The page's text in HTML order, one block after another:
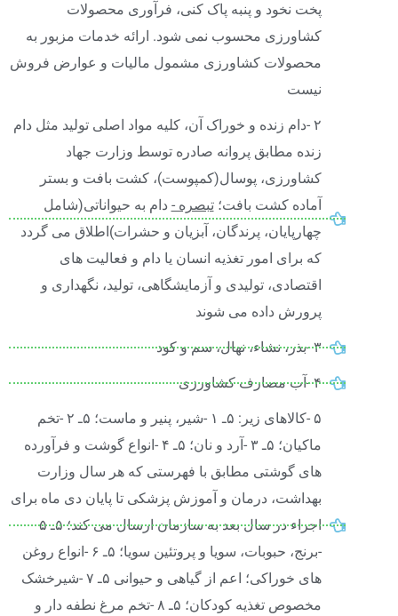
پخت نخود و پنبه پاک کنی، فرآوری محصولات
کشاورزی محسوب نمی شود. ارائه خدمات مزبور به
محصولات کشاورزی مشمول مالیات و عوارض فروش
نیست
۲ -دام زنده و خوراک آن، کلیه مواد اصلی تولید مثل دام
زنده مطابق پروانه صادره توسط وزارت جهاد
کشاورزی، پوسال(کمپوست)، کشت بافت و بستر
آماده کشت بافت؛تبصره - دام به حیواناتی(شامل
چهارپایان، پرندگان، آبزیان و حشرات)اطلاق می گردد
که برای امور تغذیه انسان یا دام و فعالیت های
اقتصادی، تولیدی و آزمایشگاهی، تولید، نگهداری و
پرورش داده می شوند
۳ -بذر، نشاء، نهال، سم و کود
۴ -آب مصارف کشاورزی
۵ -کالاهای زیر: ۵ـ ۱ -شیر، پنیر و ماست؛ ۵ـ ۲ -تخم
ماکیان؛ ۵ـ ۳ -آرد و نان؛ ۵ـ ۴ -انواع گوشت و فرآورده
های گوشتی مطابق با فهرستی که هر سال وزارت
بهداشت، درمان و آموزش پزشکی تا پایان دی ماه برای
اجراء در سال بعد به سازمان ارسال می کند؛ ۵ـ ۵
-برنج، حبوبات، سویا و پروتئین سویا؛ ۵ـ ۶ -انواع روغن
های خوراکی؛ اعم از گیاهی و حیوانی ۵ـ ۷ -شیرخشک
مخصوص تغذیه کودکان؛ ۵ـ ۸ -تخم مرغ نطفه دار و